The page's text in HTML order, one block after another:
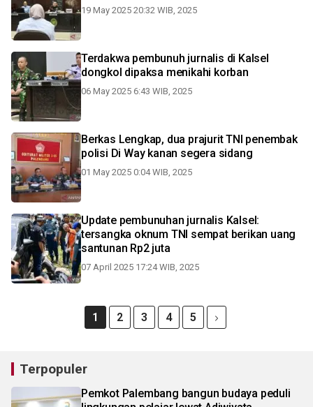
19 May 2025 20:32 WIB, 2025
Terdakwa pembunuh jurnalis di Kalsel
dongkol dipaksa menikahi korban
06 May 2025 6:43 WIB, 2025
Berkas Lengkap, dua prajurit TNI penembak
polisi Di Way kanan segera sidang
01 May 2025 0:04 WIB, 2025
Update pembunuhan jurnalis Kalsel:
tersangka oknum TNI sempat berikan uang
santunan Rp2 juta
07 April 2025 17:24 WIB, 2025
1 2 3 4 5
Terpopuler
Pemkot Palembang bangun budaya peduli